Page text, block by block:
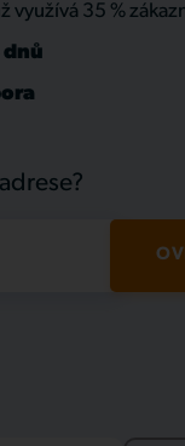
využívá 35 %
dnů